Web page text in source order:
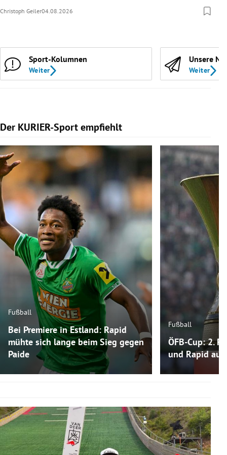
Christoph Geiler04.08.2026
Sport-Kolumnen
Weiter
Unsere
Weiter
Der KURIER-Sport empfiehlt
Slide 1 von 5
Fußball
Bei Premiere in Estland: Rapid
mühte sich lange beim Sieg gegen
Paide
Fußball
ÖFB-Cup: 2.
und Rapid auf